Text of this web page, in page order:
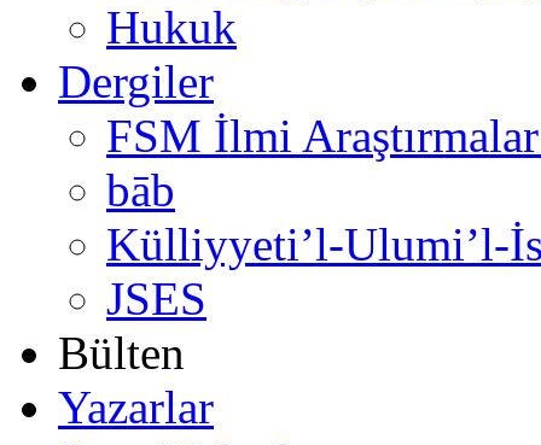
Hukuk
Dergiler
FSM İlmi
bāb
Külliyyeti’l-Ulumi’l-
JSES
Bülten
Yazarlar